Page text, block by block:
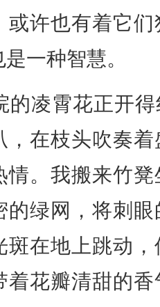
或许也有着它
一种智慧。
的凌霄花正开
，在枝头吹奏
情。我搬来竹
的绿网，将刺
斑在地上跳动
着花瓣清甜的